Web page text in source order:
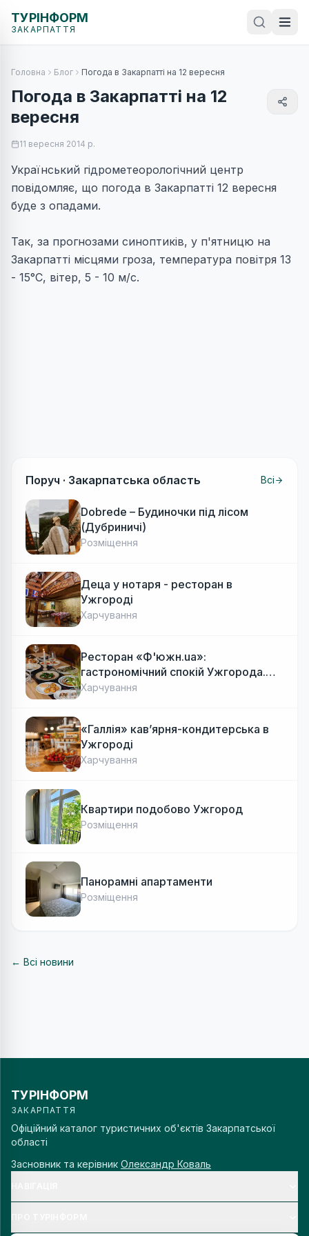
ТУРІНФОРМ
ЗАКАРПАТТЯ
Головна Блог Погода в Закарпатті на 12 вересня
Погода в Закарпатті на 12
вересня
11 вересня 2014 р.
Український гідрометеорологічний центр
повідомляє, що погода в Закарпатті 12 вересня
буде з опадами.
Так, за прогнозами синоптиків, у п'ятницю на
Закарпатті місцями гроза, температура повітря 13
- 15°C, вітер, 5 - 10 м/c.
Поруч · Закарпатська область Всі
Dobrede – Будиночки під лісом
(Дубриничі)
Розміщення
Деца у нотаря - ресторан в
Ужгороді
Харчування
Ресторан «Ф'южн.ua»:
гастрономічний спокій Ужгорода.
Авторська локальна кухня, затишок
Харчування
«Галлія» кав’ярня-кондитерська в
Ужгороді
Харчування
Квартири подобово Ужгород
Розміщення
Панорамні апартаменти
Розміщення
← Всі новини
ТУРІНФОРМ
ЗАКАРПАТТЯ
Офіційний каталог туристичних об'єктів Закарпатської
області
Засновник та керівник Олександр Коваль